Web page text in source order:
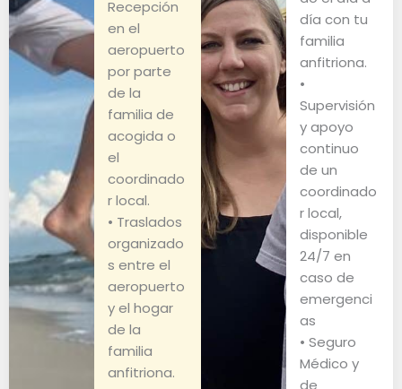
Recepción
en el
aeropuerto
por parte
de la
familia de
acogida o
el
coordinado
r local.
• Traslados
organizado
s entre el
aeropuerto
y el hogar
de la
familia
anfitriona.
día con tu
familia
anfitriona.
•
Supervisión
y apoyo
continuo
de un
coordinado
r local,
disponible
24/7 en
caso de
emergenci
as
• Seguro
Médico y
de